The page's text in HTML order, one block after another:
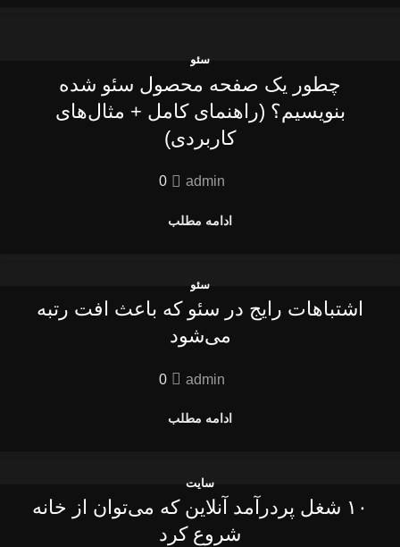
سئو
چطور یک صفحه محصول سئو شده
بنویسیم؟ (راهنمای کامل + مثال‌های
کاربردی)
admin
0
ادامه مطلب
سئو
اشتباهات رایج در سئو که باعث افت رتبه
می‌شود
admin
0
ادامه مطلب
سایت
۱۰ شغل پردرآمد آنلاین که می‌توان از خانه
شروع کرد